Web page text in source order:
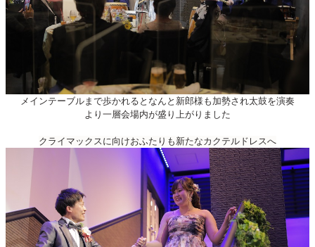
メインテーブルまで歩かれるとなんと新郎様も加勢され太鼓を演奏
より一層会場内が盛り上がりました
クライマックスに向けおふたりも新たなカクテルドレスへ